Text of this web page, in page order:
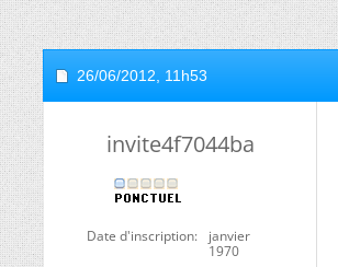
26/06/2012, 11h53
invite4f7044ba
Date d'inscription
janvier
1970